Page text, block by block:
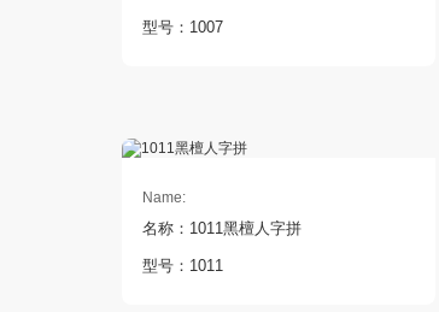
型号：1007
Name:
名称：1011黑檀人字拼
型号：1011